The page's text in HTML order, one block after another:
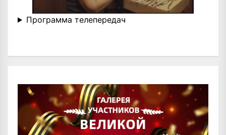
Программа телепередач